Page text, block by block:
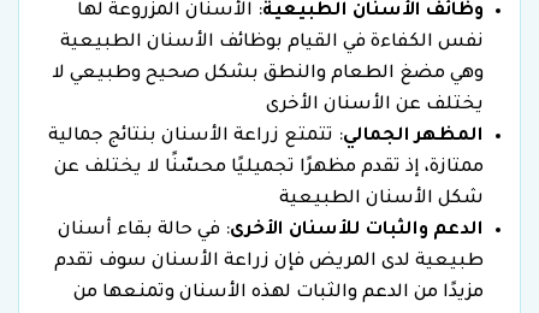
وظائف الأسنان الطبيعية: الأسنان المزروعة لها
نفس الكفاءة في القيام بوظائف الأسنان الطبيعية
وهي مضغ الطعام والنطق بشكل صحيح وطبيعي لا
يختلف عن الأسنان الأخرى
المظهر الجمالي: تتمتع زراعة الأسنان بنتائج جمالية
ممتازة، إذ تقدم مظهرًا تجميليًا محسّنًا لا يختلف عن
شكل الأسنان الطبيعية
الدعم والثبات للأسنان الأخرى: في حالة بقاء أسنان
طبيعية لدى المريض فإن زراعة الأسنان سوف تقدم
مزيدًا من الدعم والثبات لهذه الأسنان وتمنعها من